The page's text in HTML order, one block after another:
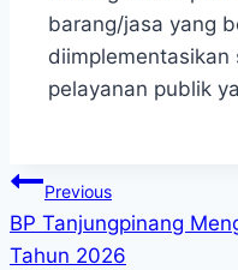
barang/jasa yang
diimplementasikan
pelayanan publik
Post
navigation
Previous
BP Tanjungpinang
Tahun 2026